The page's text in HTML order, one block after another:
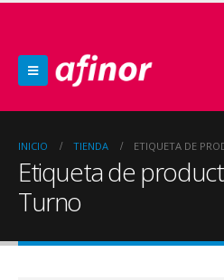
INICIO TIENDA ETIQUETA DE
Etiqueta de
Turno